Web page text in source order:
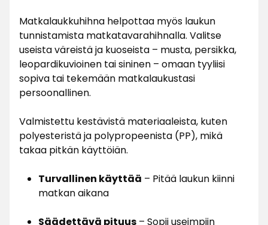
Matkalaukkuhihna helpottaa myös laukun
tunnistamista matkatavarahihnalla. Valitse
useista väreistä ja kuoseista – musta, persikka,
leopardikuvioinen tai sininen – omaan tyyliisi
sopiva tai tekemään matkalaukustasi
persoonallinen.
Valmistettu kestävistä materiaaleista, kuten
polyesteristä ja polypropeenista (PP), mikä
takaa pitkän käyttöiän.
Turvallinen käyttää – Pitää laukun kiinni
matkan aikana
Säädettävä pituus – Sopii useimpiin